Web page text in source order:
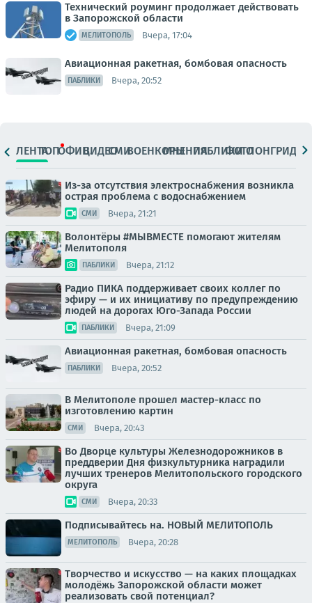
Технический роуминг продолжает действовать
в Запорожской области
МЕЛИТОПОЛЬ Вчера, 17:04
Авиационная ракетная, бомбовая опасность
ПАБЛИКИ Вчера, 20:52
ЛЕНТАТОПОФИЦ.ВИДЕОСМИВОЕНКОРЫМНЕНИЯПАБЛИКИ
ФОТОЛОНГРИДЫ
Из-за отсутствия электроснабжения возникла
острая проблема с водоснабжением
СМИ Вчера, 21:21
Волонтёры #МЫВМЕСТЕ помогают жителям
Мелитополя
ПАБЛИКИ Вчера, 21:12
Радио ПИКА поддерживает своих коллег по
эфиру — и их инициативу по предупреждению
людей на дорогах Юго-Запада России
ПАБЛИКИ Вчера, 21:09
Авиационная ракетная, бомбовая опасность
ПАБЛИКИ Вчера, 20:52
В Мелитополе прошел мастер-класс по
изготовлению картин
СМИ Вчера, 20:43
Во Дворце культуры Железнодорожников в
преддверии Дня физкультурника наградили
лучших тренеров Мелитопольского городского
округа
СМИ Вчера, 20:33
Подписывайтесь на. НОВЫЙ МЕЛИТОПОЛЬ
МЕЛИТОПОЛЬ Вчера, 20:28
Творчество и искусство — на каких площадках
молодёжь Запорожской области может
реализовать свой потенциал?